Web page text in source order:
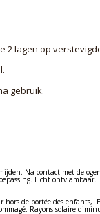
lagen op
gebruik.
Na contact met de
Licht
de portée des enfants,
Rayons solaire